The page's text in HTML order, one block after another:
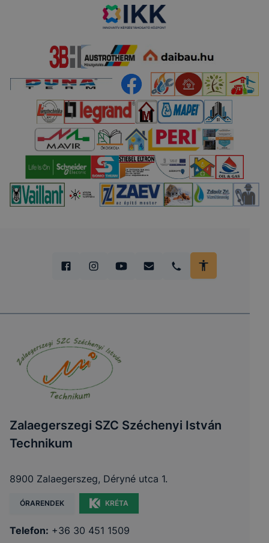
Zalaegerszegi SZC Széchenyi István
Technikum
8900 Zalaegerszeg, Déryné utca 1.
ÓRARENDEK KRÉTA
Telefon: +36 30 451 1509